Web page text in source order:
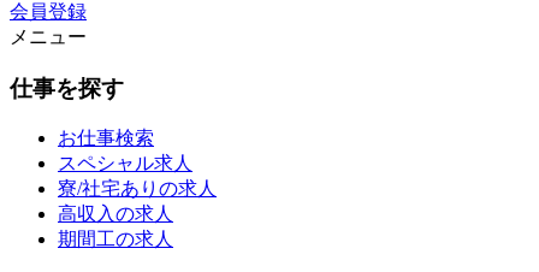
会員登録
メニュー
仕事を探す
お仕事検索
スペシャル求人
寮/社宅ありの求人
高収入の求人
期間工の求人